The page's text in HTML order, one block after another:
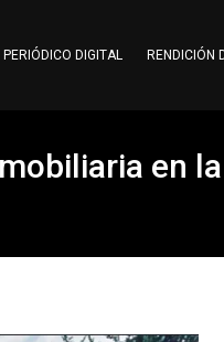
PERIÓDICO DIGITAL RENDICIÓN
en